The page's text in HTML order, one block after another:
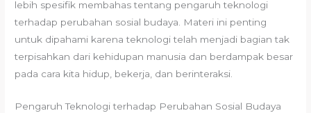
lebih spesifik membahas tentang pengaruh teknologi
terhadap perubahan sosial budaya. Materi ini penting
untuk dipahami karena teknologi telah menjadi bagian tak
terpisahkan dari kehidupan manusia dan berdampak besar
pada cara kita hidup, bekerja, dan berinteraksi.
Pengaruh Teknologi terhadap Perubahan Sosial Budaya